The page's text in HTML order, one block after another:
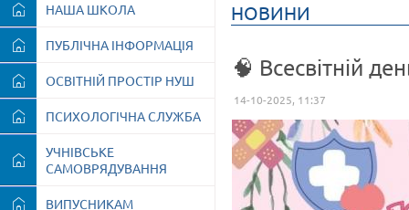
НАША ШКОЛА
ПУБЛІЧНА ІНФОРМАЦІЯ
ОСВІТНІЙ ПРОСТІР НУШ
ПСИХОЛОГІЧНА СЛУЖБА
УЧНІВСЬКЕ
САМОВРЯДУВАННЯ
ВИПУСНИКАМ
НОВИНИ
🧠 Всесвітній
14-10-2025, 11:37